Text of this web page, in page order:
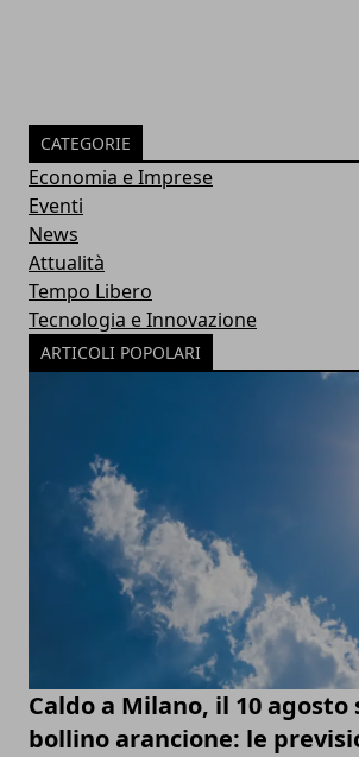
CATEGORIE
Economia e Imprese
Eventi
News
Attualità
Tempo Libero
Tecnologia e Innovazione
ARTICOLI POPOLARI
Caldo a Milano, il 10 agosto
bollino arancione: le